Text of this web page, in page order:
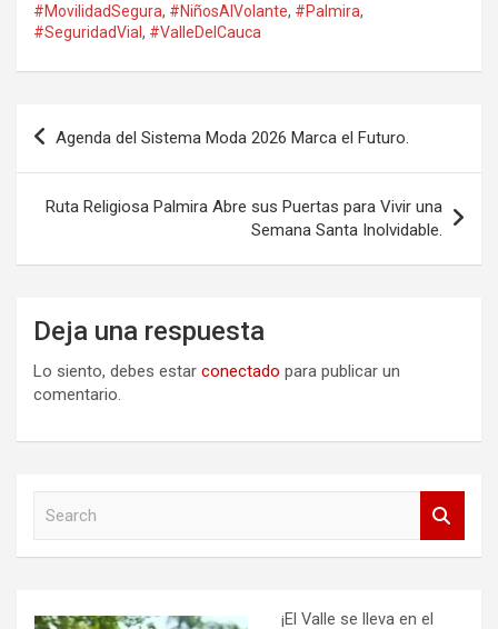
#MovilidadSegura, #NiñosAlVolante, #Palmira,
#SeguridadVial, #ValleDelCauca
Navegación
de
Agenda del Sistema Moda 2026 Marca el Futuro.
Ruta Religiosa Palmira Abre sus Puertas para Vivir una
Semana Santa Inolvidable.
Deja una respuesta
Lo siento, debes estar conectado para publicar un
comentario.
h
¡El Valle se lleva en el